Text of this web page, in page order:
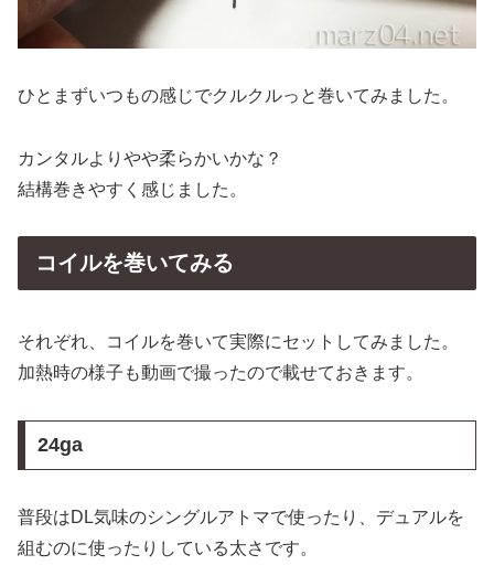
ひとまずいつもの感じでクルクルっと巻いてみました。
カンタルよりやや柔らかいかな？
結構巻きやすく感じました。
コイルを巻いてみる
それぞれ、コイルを巻いて実際にセットしてみました。
加熱時の様子も動画で撮ったので載せておきます。
24ga
普段はDL気味のシングルアトマで使ったり、デュアルを
組むのに使ったりしている太さです。